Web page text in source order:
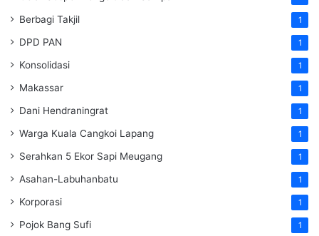
Berbagi Takjil 1
DPD PAN 1
Konsolidasi 1
Makassar 1
Dani Hendraningrat 1
Warga Kuala Cangkoi Lapang 1
Serahkan 5 Ekor Sapi Meugang 1
Asahan-Labuhanbatu 1
Korporasi 1
Pojok Bang Sufi 1